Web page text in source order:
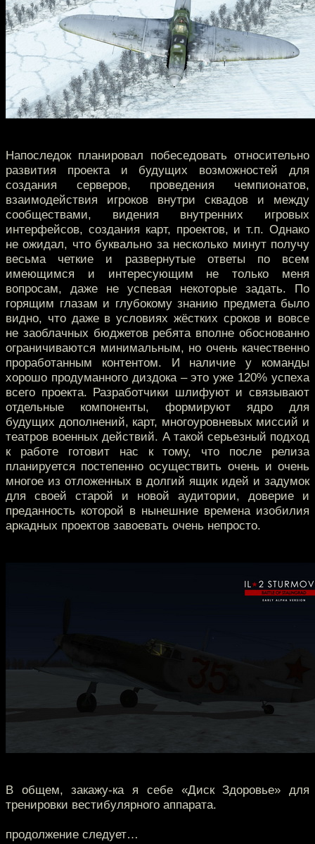
Напоследок планировал побеседовать относительно
развития проекта и будущих возможностей для
создания серверов, проведения чемпионатов,
взаимодействия игроков внутри сквадов и между
сообществами, видения внутренних игровых
интерфейсов, создания карт, проектов, и т.п. Однако
не ожидал, что буквально за несколько минут получу
весьма четкие и развернутые ответы по всем
имеющимся и интересующим не только меня
вопросам, даже не успевая некоторые задать. По
горящим глазам и глубокому знанию предмета было
видно, что даже в условиях жёстких сроков и вовсе
не заоблачных бюджетов ребята вполне обоснованно
ограничиваются минимальным, но очень качественно
проработанным контентом. И наличие у команды
хорошо продуманного диздока – это уже 120% успеха
всего проекта. Разработчики шлифуют и связывают
отдельные компоненты, формируют ядро для
будущих дополнений, карт, многоуровневых миссий и
театров военных действий. А такой серьезный подход
к работе готовит нас к тому, что после релиза
планируется постепенно осуществить очень и очень
многое из отложенных в долгий ящик идей и задумок
для своей старой и новой аудитории, доверие и
преданность которой в нынешние времена изобилия
аркадных проектов завоевать очень непросто.
В общем, закажу-ка я себе «Диск Здоровье» для
тренировки вестибулярного аппарата.
продолжение следует…